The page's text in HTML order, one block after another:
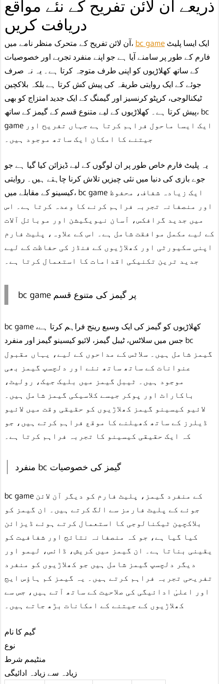
ذریعے آن لائن تفریح ​​کے نئے مواقع
دریافت کریں
آن لائن تفریح ​​کے متحرک منظر نامے میں، bc game
فارم کے طور پر سامنے آیا ہے جو اپنے منفرد تجربے اور خصوصیات
کے ساتھ کھلاڑیوں کو اپنی طرف متوجہ کرتا ہے۔ یہ نہ صرف
جوئے کے ایک روایتی طریقہ کی پیش کش کرتا ہے بلکہ بلاکچین
ٹیکنالوجی، کرپٹو کرنسیز اور گیمنگ کے ایک جدید امتزاج کو بھی
پیش کرتا ہے۔ کھلاڑیوں کے لیے متنوع قسم کے گیمز کے ساتھ، bc
game ایک ایسا ماحول فراہم کرتا ہے جہاں تفریح ​​اور
جیتنے کا امکان ایک ساتھ موجود ہیں۔
یہ پلیٹ فارم خاص طور پر ان لوگوں کے لیے ڈیزائن کیا گیا ہے جو
جوے بازی کی دنیا میں نئی ​​چیزیں تلاش کرنا چاہتے ہیں۔ روایتی
کیسینو کے مقابلے میں، bc game ایک زیادہ شفاف، محفوظ
اور منصفانہ تجربہ فراہم کرنے کا وعدہ کرتا ہے۔ اس
میں جدید گرافکس، آسان نیویگیشن اور موبائل آلات
کے لیے مکمل موافقت شامل ہے۔ اس کے علاوہ، پلیٹ فارم
اپنی سکیورٹی اور کھلاڑیوں کے فنڈز کی حفاظت کے لیے
جدید ترین تکنیکی اقدامات کا استعمال کرتا ہے۔
bc game پر گیمز کی متنوع قسم
bc game کھلاڑیوں کو گیمز کی ایک وسیع رینج فراہم کرتا ہے،
جس میں سلاٹس، ٹیبل گیمز، لائیو کیسینو گیمز اور منفرد bc
گیمز شامل ہیں۔ سلاٹس کے مداحوں کے لیے، یہاں مقبول
عنوانات کے ساتھ ساتھ نئے اور دلچسپ گیمز بھی
موجود ہیں۔ ٹیبل گیمز میں بلیک جیک، رولیٹ،
باکاراٹ اور پوکر جیسے کلاسیکی گیمز شامل ہیں۔
لائیو کیسینو گیمز کھلاڑیوں کو حقیقی وقت میں لائیو
ڈیلرز کے ساتھ کھیلنے کا موقع فراہم کرتے ہیں، جو
کہ ایک حقیقی کیسینو کا تجربہ فراہم کرتا ہے۔
منفرد bc گیمز کی خصوصیات
bc game کے منفرد گیمز، پلیٹ فارم کو دیگر آن لائن
جوئے کے پلیٹ فارمز سے الگ کرتے ہیں۔ ان گیمز کو
بلاکچین ٹیکنالوجی کا استعمال کرتے ہوئے ڈیزائن
کیا گیا ہے، جو کہ منصفانہ نتائج اور شفافیت کو
یقینی بناتا ہے۔ ان گیمز میں کریش، ڈائس، لیمو اور
دیگر دلچسپ گیمز شامل ہیں جو کھلاڑیوں کو منفرد
تفریحی تجربہ فراہم کرتے ہیں۔ یہ گیمز کم ہاؤس ایج
اور اعلیٰ ادائیگی کی صلاحیت کے ساتھ آتے ہیں، جس سے
کھلاڑیوں کے جیتنے کے امکانات بڑھ جاتے ہیں۔
گیم کا نام
نوع
منٹیمم شرط
زیادہ سے زیادہ ادائیگی